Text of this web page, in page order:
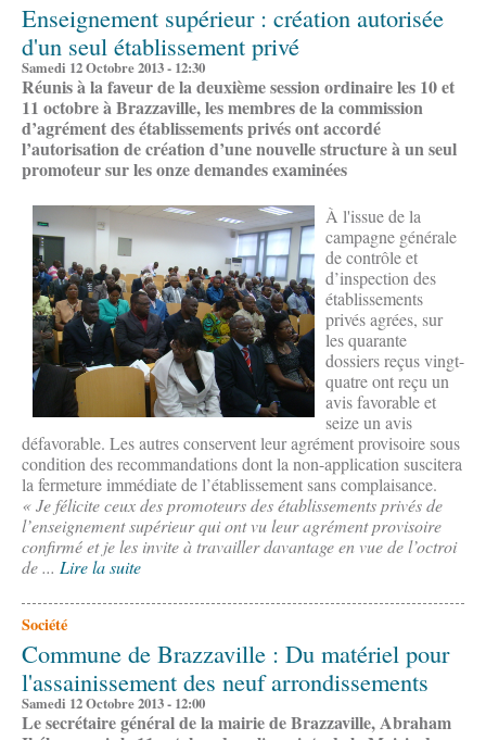
Enseignement supérieur : création autorisée
d'un seul établissement privé
Samedi 12 Octobre 2013 - 12:30
Réunis à la faveur de la deuxième session ordinaire les 10 et
11 octobre à Brazzaville, les membres de la commission
d’agrément des établissements privés ont accordé
l’autorisation de création d’une nouvelle structure à un seul
promoteur sur les onze demandes examinées
À l'issue de la
campagne générale
de contrôle et
d’inspection des
établissements
privés agrées, sur
les quarante
dossiers reçus vingt-
quatre ont reçu un
avis favorable et
seize un avis
défavorable. Les autres conservent leur agrément provisoire sous
condition des recommandations dont la non-application suscitera
la fermeture immédiate de l’établissement sans complaisance.
« Je félicite ceux des promoteurs des établissements privés de
l’enseignement supérieur qui ont vu leur agrément provisoire
confirmé et je les invite à travailler davantage en vue de l’octroi
de ... Lire la suite
Société
Commune de Brazzaville : Du matériel pour
l'assainissement des neuf arrondissements
Samedi 12 Octobre 2013 - 12:00
Le secrétaire général de la mairie de Brazzaville, Abraham